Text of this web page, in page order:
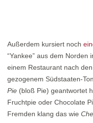
Außerdem kursiert noch
“Yankee” aus dem
einem Restaurant nach
gezogenem Südstaaten-
Pie (bloß Pie) geantwortet
Fruchtpie oder Chocolate
Fremden klang das wie